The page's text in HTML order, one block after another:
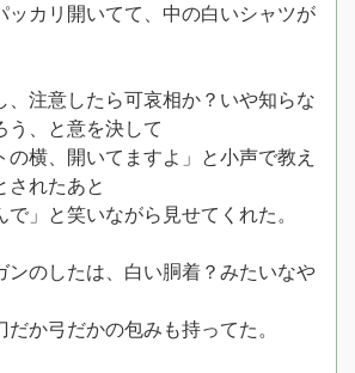
ッカリ開いてて、中の白いシャツが
、注意したら可哀相か？いや知らな
う、と意を決して
の横、開いてますよ」と小声で教え
されたあと
で」と笑いながら見せてくれた。
ンのしたは、白い胴着？みたいなや
だか弓だかの包みも持ってた。